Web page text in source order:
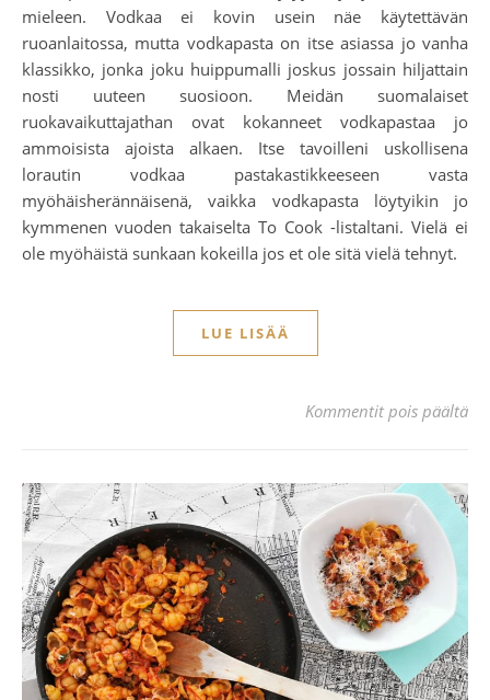
mieleen. Vodkaa ei kovin usein näe käytettävän
ruoanlaitossa, mutta vodkapasta on itse asiassa jo vanha
klassikko, jonka joku huippumalli joskus jossain hiljattain
nosti uuteen suosioon. Meidän suomalaiset
ruokavaikuttajathan ovat kokanneet vodkapastaa jo
ammoisista ajoista alkaen. Itse tavoilleni uskollisena
lorautin vodkaa pastakastikkeeseen vasta
myöhäisherännäisenä, vaikka vodkapasta löytyikin jo
kymmenen vuoden takaiselta To Cook -listaltani. Vielä ei
ole myöhäistä sunkaan kokeilla jos et ole sitä vielä tehnyt.
LUE LISÄÄ
Kommentit pois päältä